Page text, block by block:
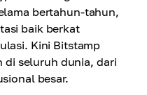
bertahun-tahun,
baik berkat
Kini Bitstamp
di seluruh dunia, dari
besar.